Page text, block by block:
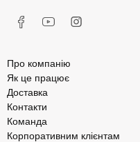
Про компанію
Як це працює
Доставка
Контакти
Команда
Корпоративним клієнтам